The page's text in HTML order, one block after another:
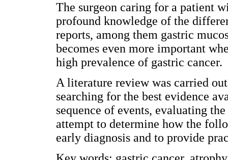
The surgeon caring for a patient
profound knowledge of the
reports, among them gastric
becomes even more important
high prevalence of gastric cancer.
A literature review was carried
searching for the best evidence
sequence of events, evaluating
attempt to determine how the
early diagnosis and to provide